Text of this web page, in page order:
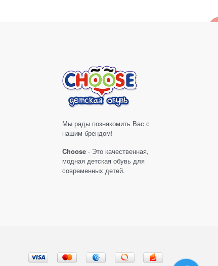
Мы рады познакомить Вас с
нашим брендом!
Choose - Это качественная,
модная детская обувь для
современных детей.